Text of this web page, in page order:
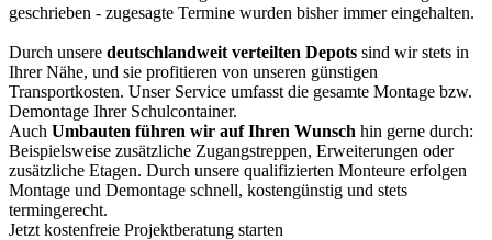
geschrieben - zugesagte Termine wurden bisher immer eingehalten.
Durch unsere deutschlandweit verteilten Depots sind wir stets in
Ihrer Nähe, und sie profitieren von unseren günstigen
Transportkosten. Unser Service umfasst die gesamte Montage bzw.
Demontage Ihrer Schulcontainer.
Auch Umbauten führen wir auf Ihren Wunsch hin gerne durch:
Beispielsweise zusätzliche Zugangstreppen, Erweiterungen oder
zusätzliche Etagen. Durch unsere qualifizierten Monteure erfolgen
Montage und Demontage schnell, kostengünstig und stets
termingerecht.
Jetzt kostenfreie Projektberatung starten